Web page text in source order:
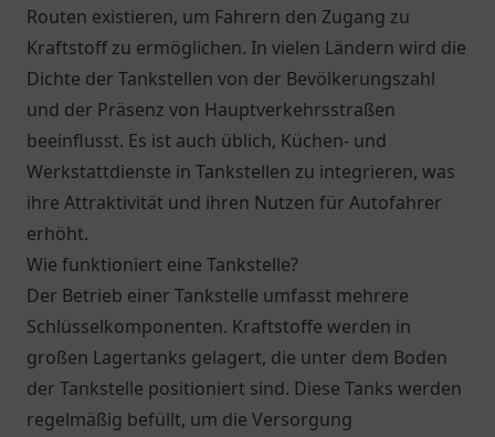
Routen existieren, um Fahrern den Zugang zu
Kraftstoff zu ermöglichen. In vielen Ländern wird die
Dichte der Tankstellen von der Bevölkerungszahl
und der Präsenz von Hauptverkehrsstraßen
beeinflusst. Es ist auch üblich, Küchen- und
Werkstattdienste in Tankstellen zu integrieren, was
ihre Attraktivität und ihren Nutzen für Autofahrer
erhöht.
Wie funktioniert eine Tankstelle?
Der Betrieb einer Tankstelle umfasst mehrere
Schlüsselkomponenten. Kraftstoffe werden in
großen Lagertanks gelagert, die unter dem Boden
der Tankstelle positioniert sind. Diese Tanks werden
regelmäßig befüllt, um die Versorgung